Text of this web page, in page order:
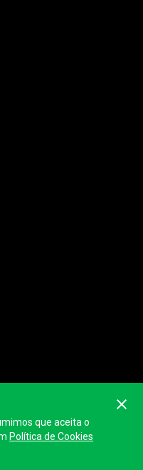
que aceita o
Política de Cookies